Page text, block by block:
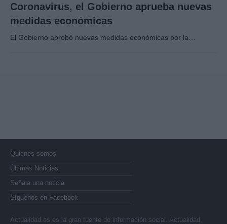
Coronavirus, el Gobierno aprueba nuevas
medidas económicas
El Gobierno aprobó nuevas medidas económicas por la…
Quienes somos
Últimas Noticias
Señala una noticia
Síguenos en Facebook
Actualidad.es es la gran fuente de información social. Actualidad,